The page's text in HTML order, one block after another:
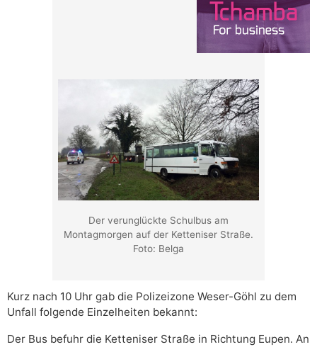
Der verunglückte Schulbus am
Montagmorgen auf der Ketteniser Straße.
Foto: Belga
Kurz nach 10 Uhr gab die Polizeizone Weser-Göhl zu dem
Unfall folgende Einzelheiten bekannt:
Der Bus befuhr die Ketteniser Straße in Richtung Eupen. An